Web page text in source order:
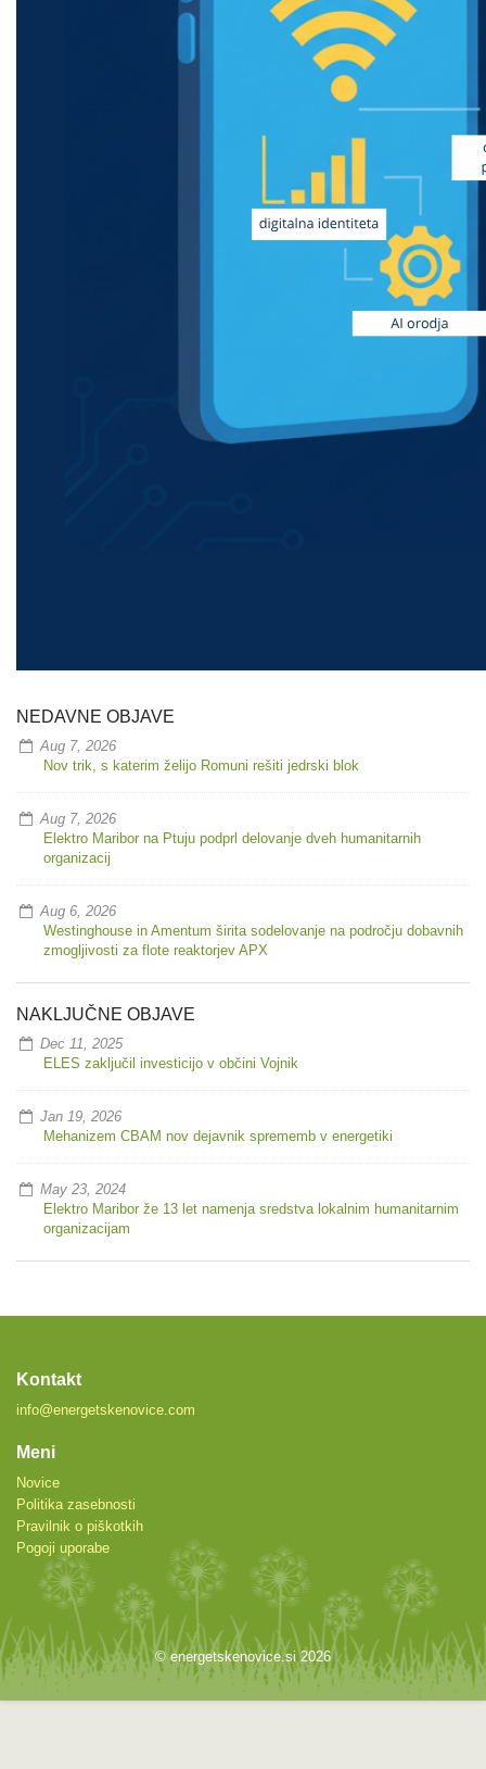
NEDAVNE OBJAVE
Aug 7, 2026
Nov trik, s katerim želijo Romuni rešiti jedrski blok
Aug 7, 2026
Elektro Maribor na Ptuju podprl delovanje dveh humanitarnih
organizacij
Aug 6, 2026
Westinghouse in Amentum širita sodelovanje na področju dobavnih
zmogljivosti za flote reaktorjev APX
NAKLJUČNE OBJAVE
Dec 11, 2025
ELES zaključil investicijo v občini Vojnik
Jan 19, 2026
Mehanizem CBAM nov dejavnik sprememb v energetiki
May 23, 2024
Elektro Maribor že 13 let namenja sredstva lokalnim humanitarnim
organizacijam
Kontakt
info@energetskenovice.com
Meni
Novice
Politika zasebnosti
Pravilnik o piškotkih
Pogoji uporabe
© energetskenovice.si 2026